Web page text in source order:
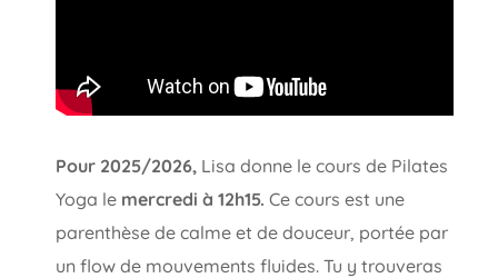
Pour 2025/2026, Lisa donne le cours de Pilates
Yoga le mercredi à 12h15. Ce cours est une
parenthèse de calme et de douceur, portée par
un flow de mouvements fluides. Tu y trouveras